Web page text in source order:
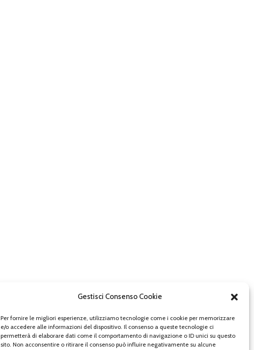
Gestisci Consenso Cookie
Per fornire le migliori esperienze, utilizziamo tecnologie come i cookie per memorizzare
e/o accedere alle informazioni del dispositivo. Il consenso a queste tecnologie ci
permetterà di elaborare dati come il comportamento di navigazione o ID unici su questo
sito. Non acconsentire o ritirare il consenso può influire negativamente su alcune